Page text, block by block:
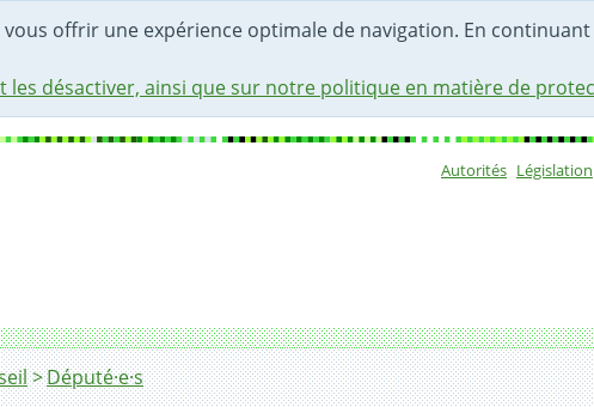
vous offrir une expérience optimale de navigation. En
les désactiver, ainsi que sur notre politique en matière de
Autorités Législation
Député·e·s